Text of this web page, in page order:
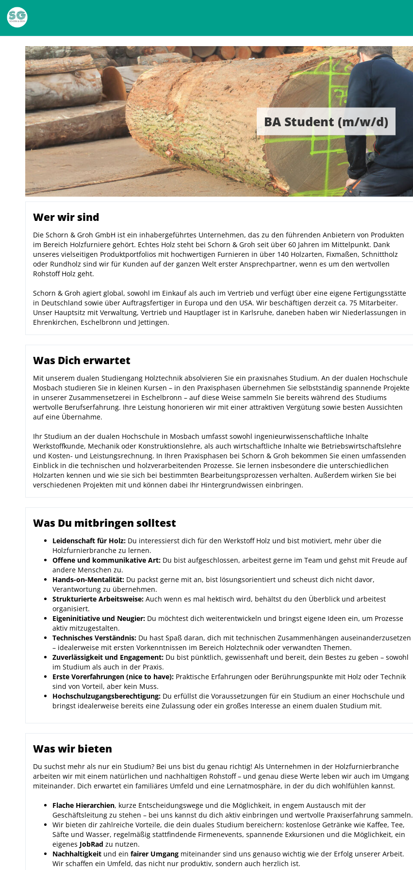
BA Student (m/w/d)
Wer wir sind
Die Schorn & Groh GmbH ist ein inhabergeführtes Unternehmen, das zu den führenden Anbietern von Produkten
im Bereich Holzfurniere gehört. Echtes Holz steht bei Schorn & Groh seit über 60 Jahren im Mittelpunkt. Dank
unseres vielseitigen Produktportfolios mit hochwertigen Furnieren in über 140 Holzarten, Fixmaßen, Schnittholz
oder Rundholz sind wir für Kunden auf der ganzen Welt erster Ansprechpartner, wenn es um den wertvollen
Rohstoff Holz geht.
Schorn & Groh agiert global, sowohl im Einkauf als auch im Vertrieb und verfügt über eine eigene Fertigungsstätte
in Deutschland sowie über Auftragsfertiger in Europa und den USA. Wir beschäftigen derzeit ca. 75 Mitarbeiter.
Unser Hauptsitz mit Verwaltung, Vertrieb und Hauptlager ist in Karlsruhe, daneben haben wir Niederlassungen in
Ehrenkirchen, Eschelbronn und Jettingen.
Was Dich erwartet
Mit unserem dualen Studiengang Holztechnik absolvieren Sie ein praxisnahes Studium. An der dualen Hochschule
Mosbach studieren Sie in kleinen Kursen – in den Praxisphasen übernehmen Sie selbstständig spannende Projekte
in unserer Zusammensetzerei in Eschelbronn – auf diese Weise sammeln Sie bereits während des Studiums
wertvolle Berufserfahrung. Ihre Leistung honorieren wir mit einer attraktiven Vergütung sowie besten Aussichten
auf eine Übernahme.
Ihr Studium an der dualen Hochschule in Mosbach umfasst sowohl ingenieurwissenschaftliche Inhalte
Werkstoffkunde, Mechanik oder Konstruktionslehre, als auch wirtschaftliche Inhalte wie Betriebswirtschaftslehre
und Kosten- und Leistungsrechnung. In Ihren Praxisphasen bei Schorn & Groh bekommen Sie einen umfassenden
Einblick in die technischen und holzverarbeitenden Prozesse. Sie lernen insbesondere die unterschiedlichen
Holzarten kennen und wie sie sich bei bestimmten Bearbeitungsprozessen verhalten. Außerdem wirken Sie bei
verschiedenen Projekten mit und können dabei Ihr Hintergrundwissen einbringen.
Was Du mitbringen solltest
Leidenschaft für Holz: Du interessierst dich für den Werkstoff Holz und bist motiviert, mehr über die
Holzfurnierbranche zu lernen.
Offene und kommunikative Art: Du bist aufgeschlossen, arbeitest gerne im Team und gehst mit Freude auf
andere Menschen zu.
Hands-on-Mentalität: Du packst gerne mit an, bist lösungsorientiert und scheust dich nicht davor,
Verantwortung zu übernehmen.
Strukturierte Arbeitsweise: Auch wenn es mal hektisch wird, behältst du den Überblick und arbeitest
organisiert.
Eigeninitiative und Neugier: Du möchtest dich weiterentwickeln und bringst eigene Ideen ein, um Prozesse
aktiv mitzugestalten.
Technisches Verständnis: Du hast Spaß daran, dich mit technischen Zusammenhängen auseinanderzusetzen
– idealerweise mit ersten Vorkenntnissen im Bereich Holztechnik oder verwandten Themen.
Zuverlässigkeit und Engagement: Du bist pünktlich, gewissenhaft und bereit, dein Bestes zu geben – sowohl
im Studium als auch in der Praxis.
Erste Vorerfahrungen (nice to have): Praktische Erfahrungen oder Berührungspunkte mit Holz oder Technik
sind von Vorteil, aber kein Muss.
Hochschulzugangsberechtigung: Du erfüllst die Voraussetzungen für ein Studium an einer Hochschule und
bringst idealerweise bereits eine Zulassung oder ein großes Interesse an einem dualen Studium mit.
Was wir bieten
Du suchst mehr als nur ein Studium? Bei uns bist du genau richtig! Als Unternehmen in der Holzfurnierbranche
arbeiten wir mit einem natürlichen und nachhaltigen Rohstoff – und genau diese Werte leben wir auch im Umgang
miteinander. Dich erwartet ein familiäres Umfeld und eine Lernatmosphäre, in der du dich wohlfühlen kannst.
Flache Hierarchien, kurze Entscheidungswege und die Möglichkeit, in engem Austausch mit der
Geschäftsleitung zu stehen – bei uns kannst du dich aktiv einbringen und wertvolle Praxiserfahrung sammeln.
Wir bieten dir zahlreiche Vorteile, die dein duales Studium bereichern: kostenlose Getränke wie Kaffee, Tee,
Säfte und Wasser, regelmäßig stattfindende Firmenevents, spannende Exkursionen und die Möglichkeit, ein
eigenes JobRad zu nutzen.
Nachhaltigkeit und ein fairer Umgang miteinander sind uns genauso wichtig wie der Erfolg unserer Arbeit.
Wir schaffen ein Umfeld, das nicht nur produktiv, sondern auch herzlich ist.